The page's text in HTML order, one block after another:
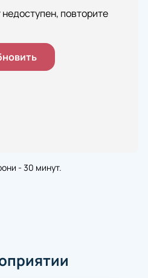
повторите
- 30 минут.